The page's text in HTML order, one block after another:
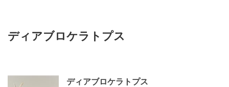
ディアブロケラトプス
ディアブロケラトプス